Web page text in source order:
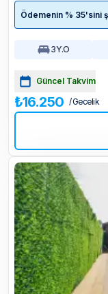
Ödemenin % 35'sini
3Y.O
Güncel Takvim
₺16.250 / Gecelik